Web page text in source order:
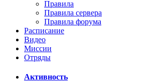
Правила
Правила сервера
Правила форума
Расписание
Видео
Миссии
Отряды
Активность